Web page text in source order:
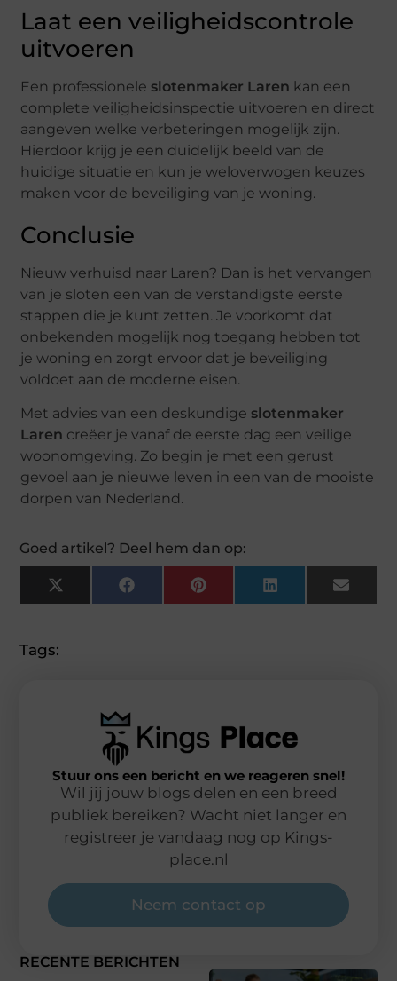
Laat een veiligheidscontrole
uitvoeren
Een professionele slotenmaker Laren kan een
complete veiligheidsinspectie uitvoeren en direct
aangeven welke verbeteringen mogelijk zijn.
Hierdoor krijg je een duidelijk beeld van de
huidige situatie en kun je weloverwogen keuzes
maken voor de beveiliging van je woning.
Conclusie
Nieuw verhuisd naar Laren? Dan is het vervangen
van je sloten een van de verstandigste eerste
stappen die je kunt zetten. Je voorkomt dat
onbekenden mogelijk nog toegang hebben tot
je woning en zorgt ervoor dat je beveiliging
voldoet aan de moderne eisen.
Met advies van een deskundige slotenmaker
Laren creëer je vanaf de eerste dag een veilige
woonomgeving. Zo begin je met een gerust
gevoel aan je nieuwe leven in een van de mooiste
dorpen van Nederland.
Goed artikel? Deel hem dan op:
X
(Twitter)
FacebookPinterestLinkedInEmail
Tags:
RECENTE BERICHTEN
Stuur ons een bericht en we reageren snel!
Wil jij jouw blogs delen en een breed
publiek bereiken? Wacht niet langer en
registreer je vandaag nog op Kings-
place.nl
Neem contact op